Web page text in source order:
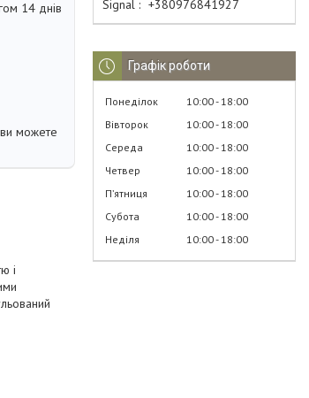
14 днів
ви можете
і
Signal +380976841927
Графік роботи
Понеділок 10:00 18:00
Вівторок
10:00 18:00
Середа
10:00 18:00
Четвер
10:00 18:00
Пʼятниця
10:00 18:00
Субота
10:00 18:00
Неділя
10:00 18:00